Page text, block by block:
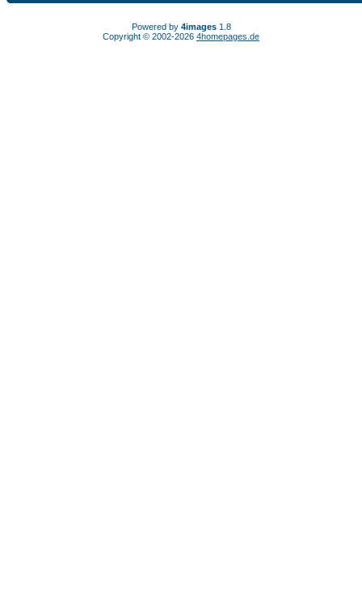
Powered by 4images1.8
Copyright © 2002-2026 4homepages.de